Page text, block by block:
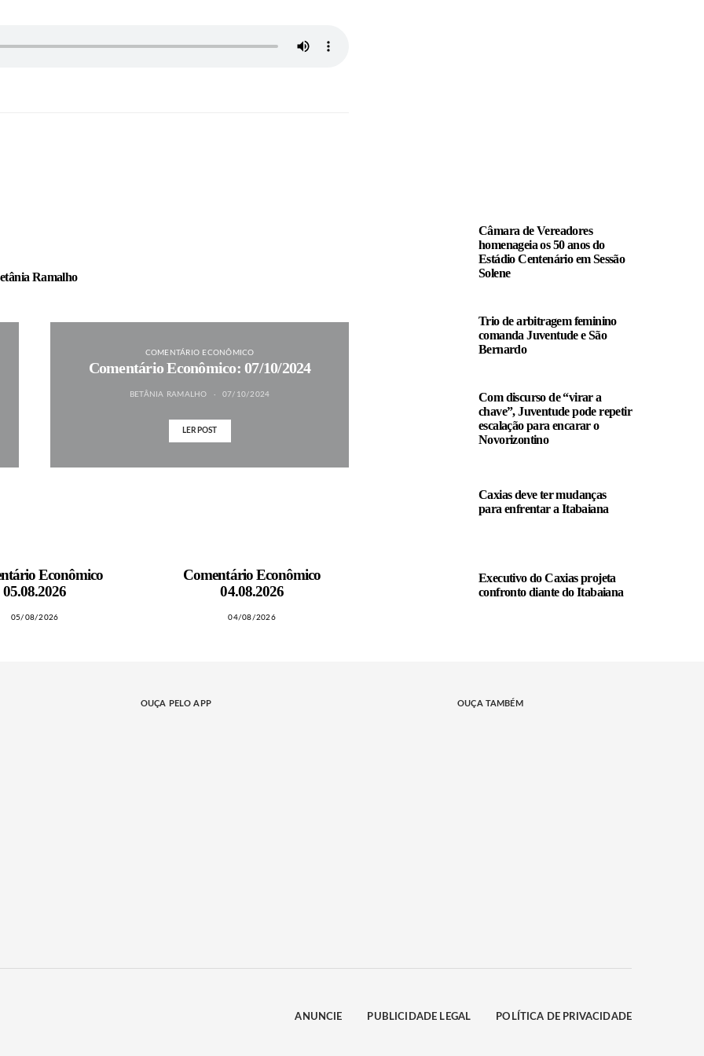
Ramalho
COMENTÁRIO ECONÔMICO
Comentário Econômico: 07/10/2024
BETÂNIA RAMALHO 07/10/2024
LER POST
Econômico
05.08.2026
05/08/2026
Comentário Econômico
04.08.2026
04/08/2026
Câmara de Vereadores
homenageia os 50 anos do
Estádio Centenário em Sessão
Solene
Trio de arbitragem feminino
comanda Juventude e São
Bernardo
Com discurso de “virar a
chave”, Juventude pode repetir
escalação para encarar o
Novorizontino
Caxias deve ter mudanças
para enfrentar a Itabaiana
Executivo do Caxias projeta
confronto diante do Itabaiana
OUÇA PELO APP OUÇA TAMBÉM
ANUNCIE PUBLICIDADE LEGAL POLÍTICA DE PRIVACIDADE